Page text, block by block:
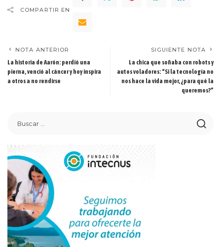
COMPARTIR EN
NOTA ANTERIOR
La historia de Aarón: perdió una
pierna, venció al cáncer y hoy inspira
a otros a no rendirse
SIGUIENTE NOTA
La chica que soñaba con robots y
autos voladores: “Si la tecnología no
nos hace la vida mejor, ¿para qué la
queremos?”